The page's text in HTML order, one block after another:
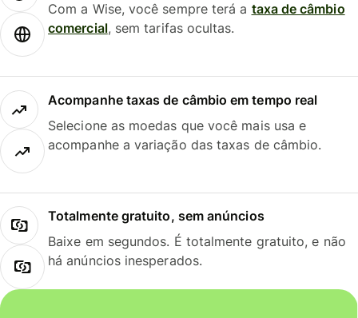
Com a Wise, você sempre terá a taxa de câmbio
comercial, sem tarifas ocultas.
Acompanhe taxas de câmbio em tempo real
Selecione as moedas que você mais usa e
acompanhe a variação das taxas de câmbio.
Totalmente gratuito, sem anúncios
Baixe em segundos. É totalmente gratuito, e não
há anúncios inesperados.